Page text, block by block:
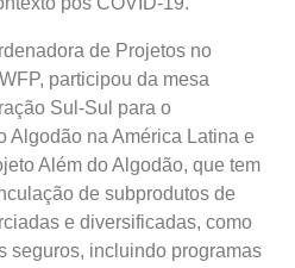
de Projetos no
participou da mesa
Sul-Sul para o
Algodão na América Latina e
Além do Algodão, que tem
de subprodutos de
e diversificadas, como
seguros, incluindo programas